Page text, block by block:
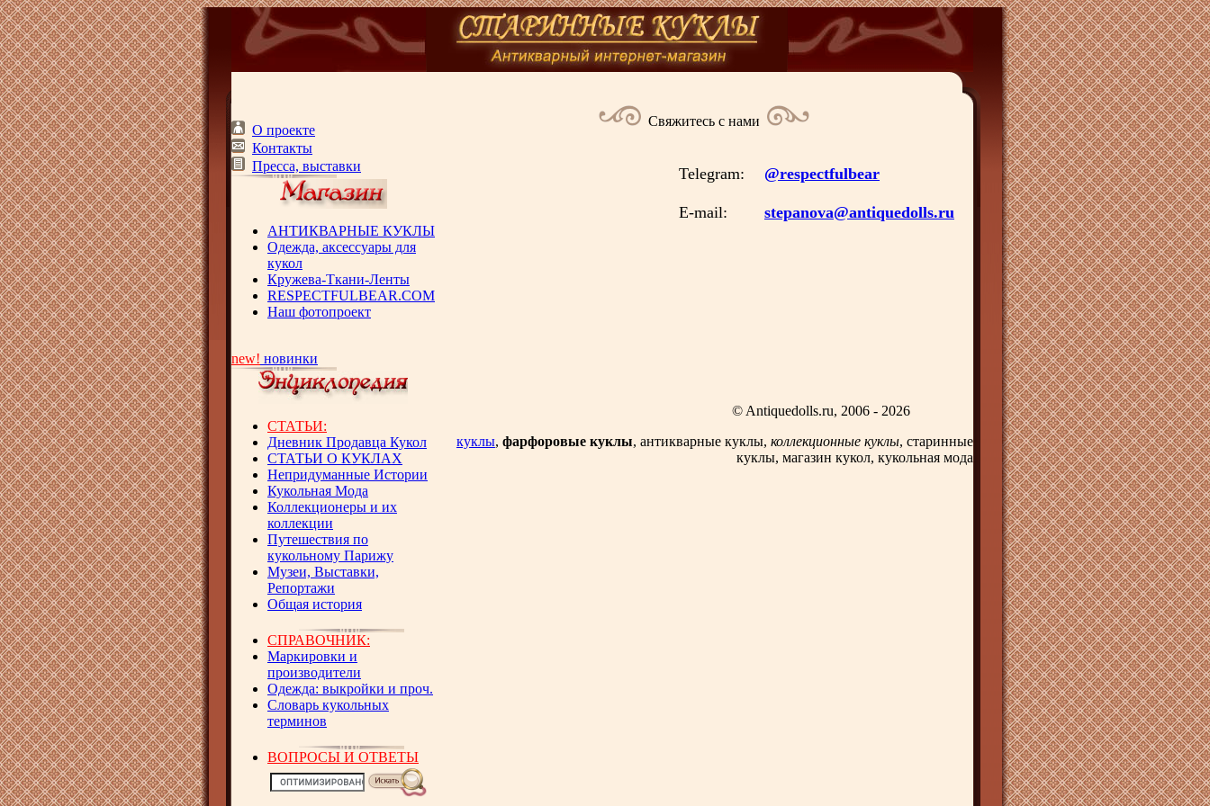
О проекте
Контакты
Пресса, выставки
АНТИКВАРНЫЕ КУКЛЫ
Одежда, аксессуары для
кукол
Кружева-Ткани-Ленты
RESPECTFULBEAR.COM
Наш фотопроект
new! новинки
СТАТЬИ:
Дневник Продавца Кукол
СТАТЬИ О КУКЛАХ
Непридуманные Истории
Кукольная Мода
Коллекционеры и их
коллекции
Путешествия по
кукольному Парижу
Музеи, Выставки,
Репортажи
Общая история
СПРАВОЧНИК:
Маркировки и
производители
Одежда: выкройки и проч.
Словарь кукольных
терминов
ВОПРОСЫ И ОТВЕТЫ
Свяжитесь с нами
Telegram: @respectfulbear
E-mail: stepanova@antiquedolls.ru
© Antiquedolls.ru, 2006 - 2026
куклы, фарфоровые куклы, антикварные куклы, коллекционные куклы, старинные
куклы, магазин кукол, кукольная мода